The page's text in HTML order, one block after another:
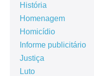
História
Homenagem
Homicídio
Informe publicitário
Justiça
Luto